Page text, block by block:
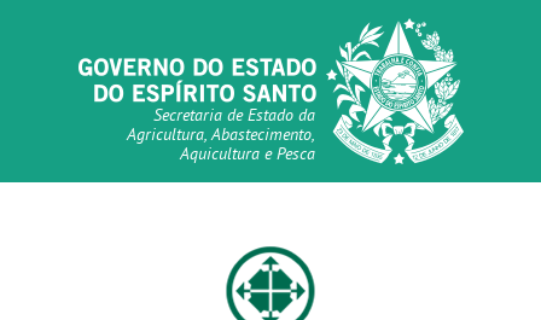
Secretaria de Estado da
Agricultura, Abastecimento,
Aquicultura e Pesca